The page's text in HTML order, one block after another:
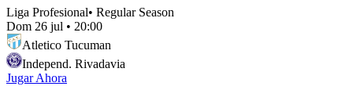
Liga Profesional• Regular Season
Dom 26 jul • 20:00
Atletico Tucuman
Independ. Rivadavia
Jugar Ahora